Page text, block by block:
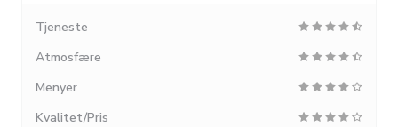
Tjeneste
Atmosfære
Menyer
Kvalitet/Pris